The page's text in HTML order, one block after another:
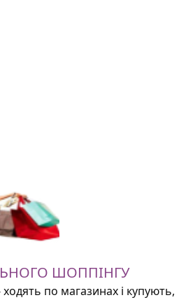
ШОППІНГУ
по магазинах і купують,